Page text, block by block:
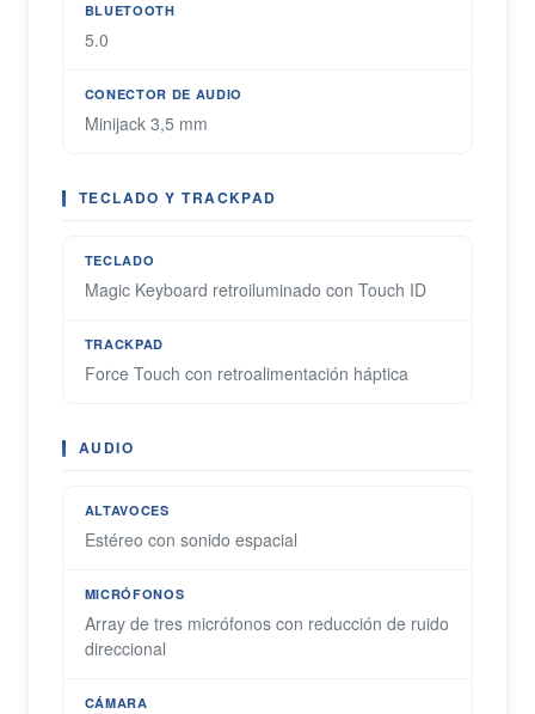
BLUETOOTH
5.0
CONECTOR DE AUDIO
Minijack 3,5 mm
TECLADO Y TRACKPAD
TECLADO
Magic Keyboard retroiluminado con Touch ID
TRACKPAD
Force Touch con retroalimentación háptica
AUDIO
ALTAVOCES
Estéreo con sonido espacial
MICRÓFONOS
Array de tres micrófonos con reducción de ruido
direccional
CÁMARA